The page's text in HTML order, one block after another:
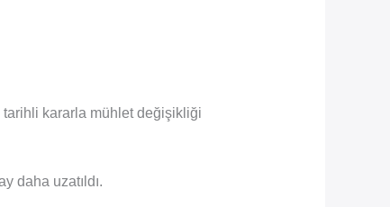
tarihli kararla mühlet değişikliği
daha uzatıldı.